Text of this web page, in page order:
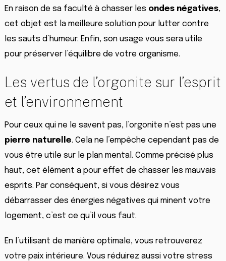
En raison de sa faculté à chasser les ondes négatives,
cet objet est la meilleure solution pour lutter contre
les sauts d’humeur. Enfin, son usage vous sera utile
pour préserver l’équilibre de votre organisme.
Les vertus de l’orgonite sur l’esprit
et l’environnement
Pour ceux qui ne le savent pas, l’orgonite n’est pas une
pierre naturelle. Cela ne l’empêche cependant pas de
vous être utile sur le plan mental. Comme précisé plus
haut, cet élément a pour effet de chasser les mauvais
esprits. Par conséquent, si vous désirez vous
débarrasser des énergies négatives qui minent votre
logement, c’est ce qu’il vous faut.
En l’utilisant de manière optimale, vous retrouverez
votre paix intérieure. Vous réduirez aussi votre stress